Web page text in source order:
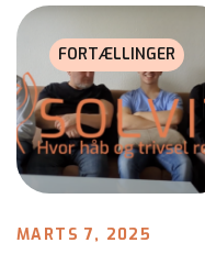
FORTÆLLINGER
MARTS 7, 2025